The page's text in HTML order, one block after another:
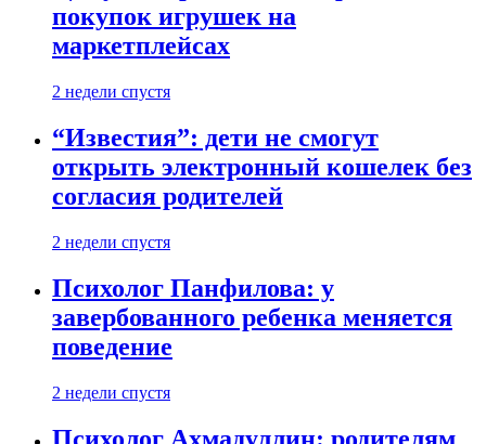
покупок игрушек на
маркетплейсах
2 недели спустя
“Известия”: дети не смогут
открыть электронный кошелек без
согласия родителей
2 недели спустя
Психолог Панфилова: у
завербованного ребенка меняется
поведение
2 недели спустя